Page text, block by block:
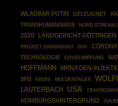
WLADIMIR PUTIN GELEUGNET
TRANSHUMANISMUS NORD STREAM 1
2020
LANDGERICHT GÖTTINGEN
PROJECT DARKKNIGHT
DIVI
TECHNOLOGIE
COVID-IMPFUNG
HOFFMANN
MRNA GEN-
SPD
KREBS MULDENTALER
LAUTERBACH
USA
HOMBURGSHINTERGRUND JVA